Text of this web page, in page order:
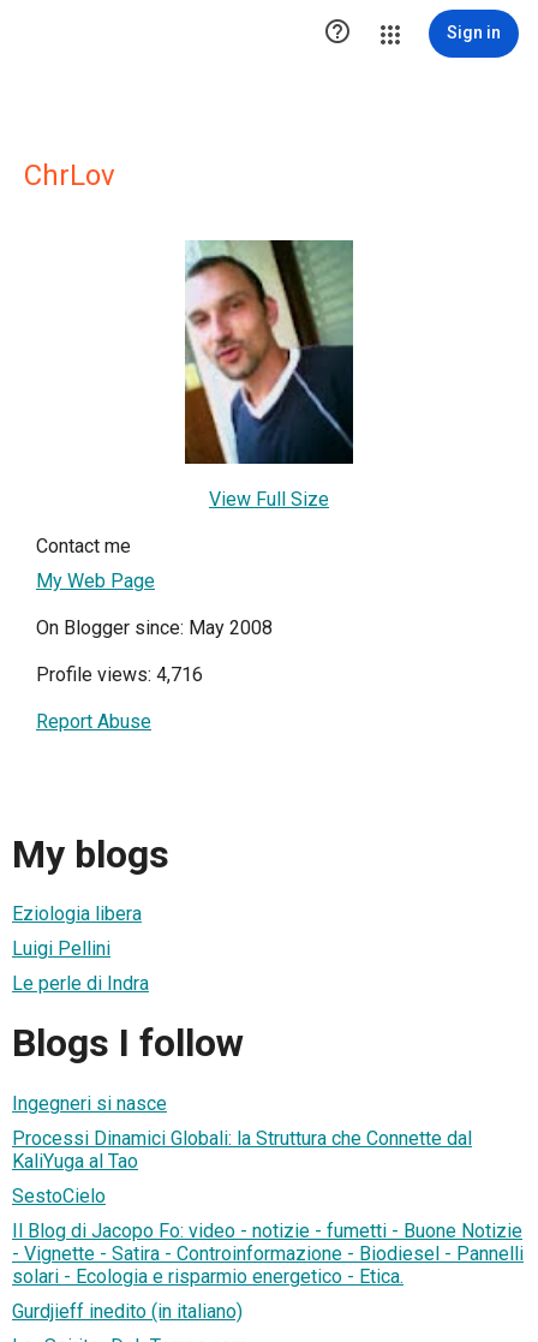
 Sign in
ChrLov
View Full Size
Contact me
My Web Page
On Blogger since: May 2008
Profile views: 4,716
Report Abuse
My blogs
Eziologia libera
Luigi Pellini
Le perle di Indra
Blogs I follow
Ingegneri si nasce
Processi Dinamici Globali: la Struttura che Connette dal
KaliYuga al Tao
SestoCielo
Il Blog di Jacopo Fo: video - notizie - fumetti - Buone Notizie
- Vignette - Satira - Controinformazione - Biodiesel - Pannelli
solari - Ecologia e risparmio energetico - Etica.
Gurdjieff inedito (in italiano)